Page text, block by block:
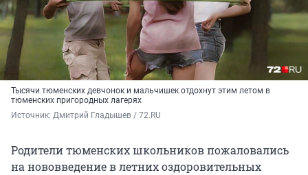
Тысячи тюменских девчонок и мальчишек отдохнут этим летом в
тюменских пригородных лагерях
Источник: Дмитрий Гладышев / 72.RU
Родители тюменских школьников пожаловались
на нововведение в летних оздоровительных